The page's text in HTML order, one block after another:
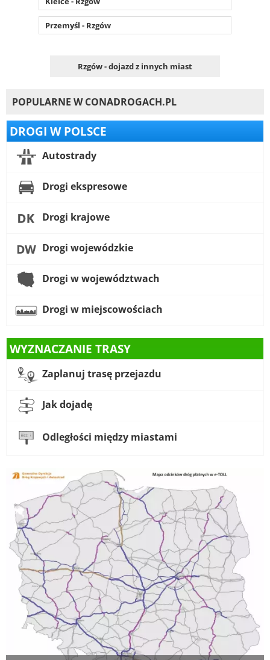
Przemyśl - Rzgów
Rzgów - dojazd z innych miast
POPULARNE W CONADROGACH.PL
DROGI W POLSCE
Autostrady
Drogi ekspresowe
Drogi krajowe
Drogi wojewódzkie
Drogi w województwach
Drogi w miejscowościach
WYZNACZANIE TRASY
Zaplanuj trasę przejazdu
Jak dojadę
Odległości między miastami